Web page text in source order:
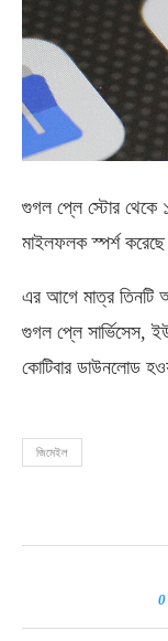
গুগল প্লে স্টোর থেকে
মাইলফলক স্পর্শ
এর আগে মাত্র তিনটি
গুগল প্লে সার্ভিসেস,
কোটিবার ডাউনলোড
জিমেইল
0